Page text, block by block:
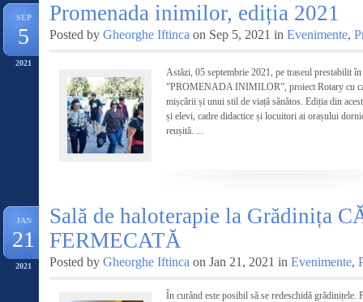
SEP
5
2021
Promenada inimilor, ediția 2021
Posted by Gheorghe Iftinca on Sep 5, 2021 in Evenimente,
Astăzi, 05 septembrie 2021, pe traseul prestabilit
”PROMENADA INIMILOR”, proiect Rotary cu
mișcării și unui stil de viață sănătos. Ediția din
și elevi, cadre didactice și locuitori ai orașului
reușită. ...
JAN
21
2021
Sală de haloterapie la Grădinița
FERMECATĂ
Posted by Gheorghe Iftinca on Jan 21, 2021 in Evenimente,
În curând este posibil să se redeschidă grădinițele.